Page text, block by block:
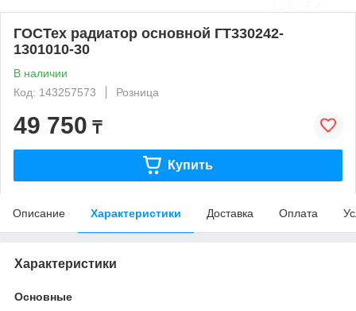
ГОСТех радиатор основной ГТ330242-
1301010-30
В наличии
Код: 143257573
Розница
49 750 ₸
Купить
Описание Характеристики Доставка Оплата
Характеристики
Основные